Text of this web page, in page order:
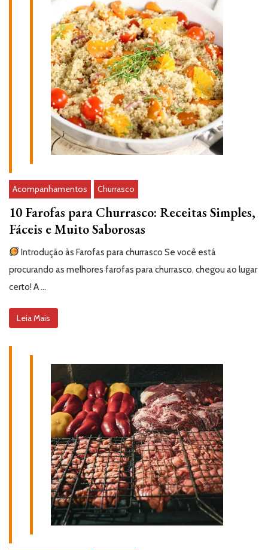
Acompanhamentos Churrasco
10 Farofas para Churrasco: Receitas Simples,
Fáceis e Muito Saborosas
Introdução às Farofas para churrasco Se você está
procurando as melhores farofas para churrasco, chegou ao lugar
certo! A …
Leia Mais